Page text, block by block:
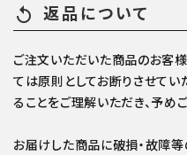
replay 返品について
ご注文いただいた商品のお客
ては原則としてお断りさせてい
ることをご理解いただき、予め
お届けした商品に破損・故障